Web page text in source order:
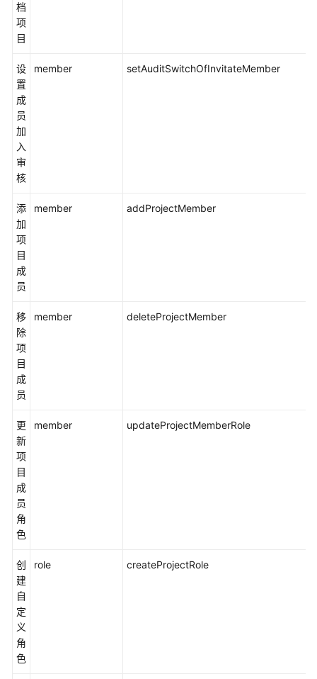
资
支
区
权
档
项
目
设
置
成
员
加
入
审
核
member setAuditSwitchOfInvitateMember
添
加
项
目
成
员
member addProjectMember
移
除
项
目
成
员
member deleteProjectMember
更
新
项
目
成
员
角
色
member updateProjectMemberRole
创
建
自
定
义
角
色
role createProjectRole